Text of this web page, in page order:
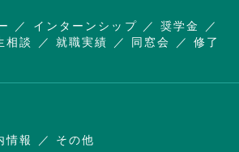
インターンシップ
奨学金
相談 就職実績 同窓会
修了
情報 その他